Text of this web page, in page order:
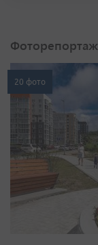
Фоторепортаж
20 фото